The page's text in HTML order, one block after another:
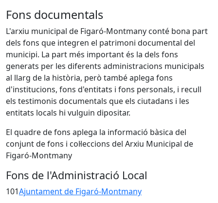
Fons documentals
L'arxiu municipal de Figaró-Montmany conté bona part
dels fons que integren el patrimoni documental del
municipi. La part més important és la dels fons
generats per les diferents administracions municipals
al llarg de la història, però també aplega fons
d'institucions, fons d'entitats i fons personals, i recull
els testimonis documentals que els ciutadans i les
entitats locals hi vulguin dipositar.
El quadre de fons aplega la informació bàsica del
conjunt de fons i col·leccions del Arxiu Municipal de
Figaró-Montmany
Fons de l'Administració Local
101Ajuntament de Figaró-Montmany